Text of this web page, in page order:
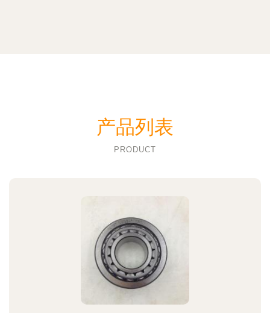
产品列表
PRODUCT